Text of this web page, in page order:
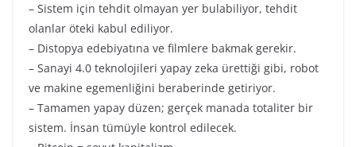
– Sistem için tehdit olmayan yer bulabiliyor, tehdit
olanlar öteki kabul ediliyor.
– Distopya edebiyatına ve filmlere bakmak gerekir.
– Sanayi 4.0 teknolojileri yapay zeka ürettiği gibi, robot
ve makine egemenliğini beraberinde getiriyor.
– Tamamen yapay düzen; gerçek manada totaliter bir
sistem. İnsan tümüyle kontrol edilecek.